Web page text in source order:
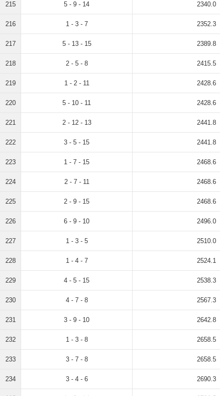
215 5 - 9 - 14 2340.0
216 1 - 3 - 7 2352.3
217 5 - 13 - 15 2389.8
218 2 - 5 - 8 2415.5
219 1 - 2 - 11 2428.6
220 5 - 10 - 11 2428.6
221 2 - 12 - 13 2441.8
222 3 - 5 - 15 2441.8
223 1 - 7 - 15 2468.6
224 2 - 7 - 11 2468.6
225 2 - 9 - 15 2468.6
226 6 - 9 - 10 2496.0
227 1 - 3 - 5 2510.0
228 1 - 4 - 7 2524.1
229 4 - 5 - 15 2538.3
230 4 - 7 - 8 2567.3
231 3 - 9 - 10 2642.8
232 1 - 3 - 8 2658.5
233 3 - 7 - 8 2658.5
234 3 - 4 - 6 2690.3